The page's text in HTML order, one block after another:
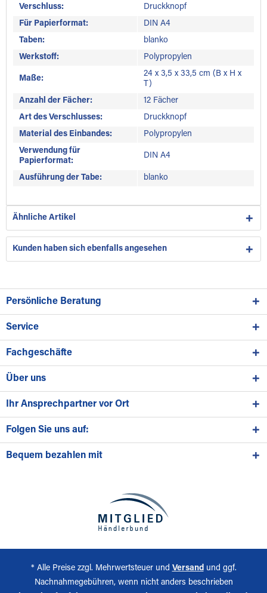
Verschluss:
Druckknopf
Für Papierformat:
DIN A4
Taben:
blanko
Werkstoff:
Polypropylen
Maße:
24 x 3,5 x 33,5 cm (B x H x
T)
Anzahl der Fächer:
12 Fächer
Art des Verschlusses:
Druckknopf
Material des Einbandes:
Polypropylen
Verwendung für
Papierformat:
DIN A4
Ausführung der Tabe: blanko
Ähnliche Artikel
Kunden haben sich ebenfalls angesehen
Persönliche Beratung
Service
Fachgeschäfte
Über uns
Ihr Ansprechpartner vor Ort
Folgen Sie uns auf:
Bequem bezahlen mit
* Alle Preise zzgl. Mehrwertsteuer und Versandund ggf.
Nachnahmegebühren, wenn nicht anders beschrieben